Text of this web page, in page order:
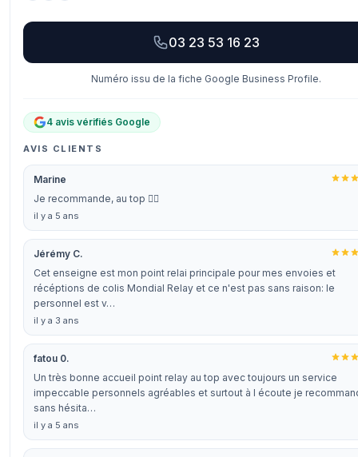
03 23 53 16 23
Numéro issu de la fiche Google Business Profile.
4 avis vérifiés Google
AVIS CLIENTS
Marine
Je recommande, au top 👌🏼
il y a 5 ans
Jérémy C.
Cet enseigne est mon point relai principale pour mes envoies et
récéptions de colis Mondial Relay et ce n'est pas sans raison: le
personnel est v…
il y a 3 ans
fatou 0.
Un très bonne accueil point relay au top avec toujours un service
impeccable personnels agréables et surtout à l écoute je
sans hésita…
il y a 5 ans